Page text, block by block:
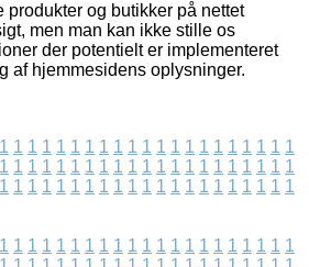
og butikker på nettet
men man kan ikke stille os
der potentielt er implementeret
af hjemmesidens oplysninger.
1 1 1 1 1 1 1 1 1 1 1 1 1 1 1 1 1 1 1 1 1
1 1 1 1 1 1 1 1 1 1 1 1 1 1 1 1 1 1 1 1 1
1 1 1 1 1 1 1 1 1 1 1 1 1 1 1 1 1 1 1 1 1
1 1 1 1 1 1 1 1 1 1 1 1 1 1 1 1 1 1 1 1 1